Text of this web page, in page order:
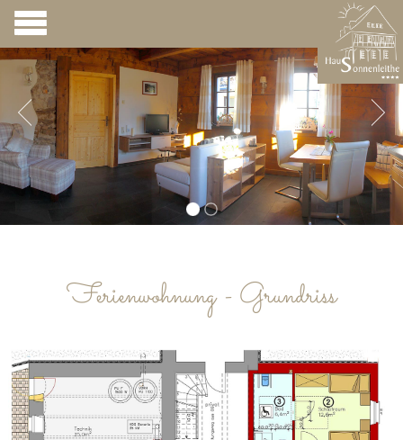
Ferienwohnung - Grundriss